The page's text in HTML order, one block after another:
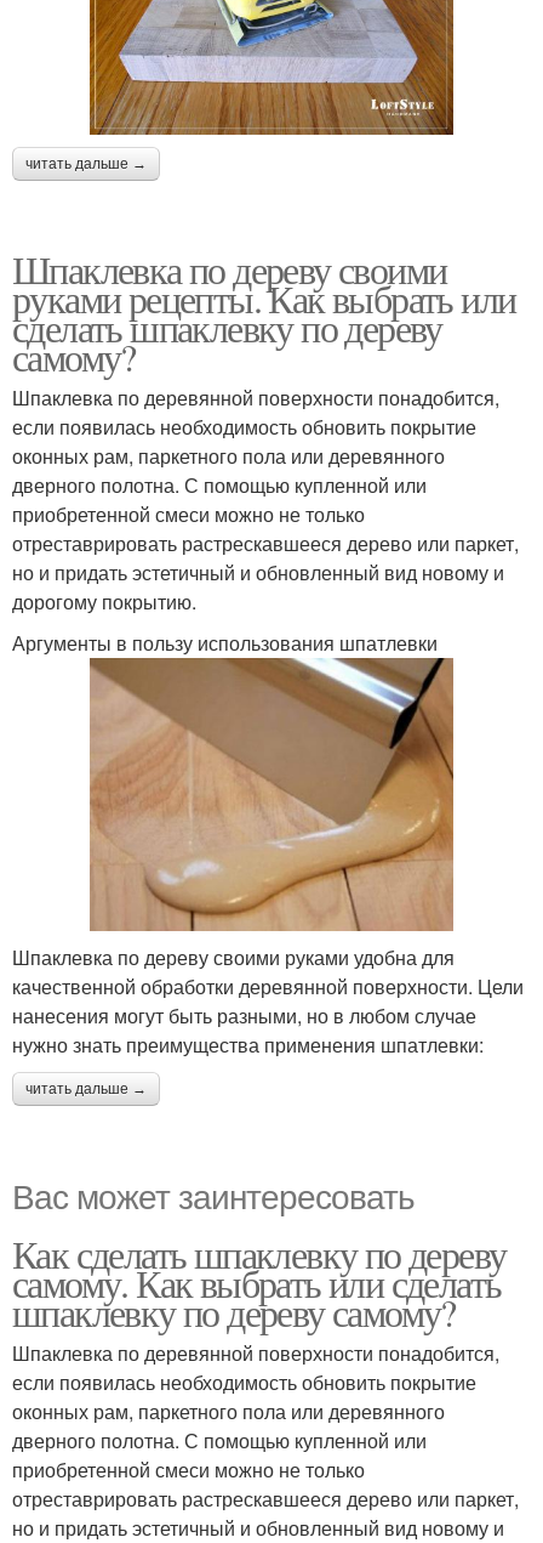
читать дальше →
Шпаклевка по дереву своими
руками рецепты. Как выбрать или
сделать шпаклевку по дереву
самому?
Шпаклевка по деревянной поверхности понадобится,
если появилась необходимость обновить покрытие
оконных рам, паркетного пола или деревянного
дверного полотна. С помощью купленной или
приобретенной смеси можно не только
отреставрировать растрескавшееся дерево или паркет,
но и придать эстетичный и обновленный вид новому и
дорогому покрытию.
Аргументы в пользу использования шпатлевки
Шпаклевка по дереву своими руками удобна для
качественной обработки деревянной поверхности. Цели
нанесения могут быть разными, но в любом случае
нужно знать преимущества применения шпатлевки:
читать дальше →
Вас может заинтересовать
Как сделать шпаклевку по дереву
самому. Как выбрать или сделать
шпаклевку по дереву самому?
Шпаклевка по деревянной поверхности понадобится,
если появилась необходимость обновить покрытие
оконных рам, паркетного пола или деревянного
дверного полотна. С помощью купленной или
приобретенной смеси можно не только
отреставрировать растрескавшееся дерево или паркет,
но и придать эстетичный и обновленный вид новому и